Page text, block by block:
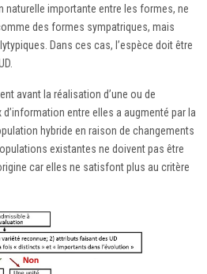
naturelle importante entre les formes, ne
des formes sympatriques, mais
Dans ces cas, l’espèce doit être
avant la réalisation d’une ou de
entre elles a augmenté par la
hybride en raison de changements
existantes ne doivent pas être
car elles ne satisfont plus au critère